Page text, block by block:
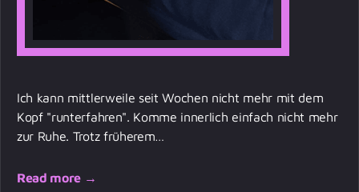
Ich kann mittlerweile seit Wochen nicht mehr mit dem
Kopf "runterfahren". Komme innerlich einfach nicht mehr
zur Ruhe. Trotz früherem…
Read more →